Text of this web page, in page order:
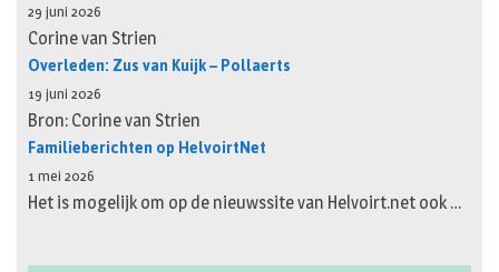
29 juni 2026
Corine van Strien
Overleden: Zus van Kuijk – Pollaerts
19 juni 2026
Bron: Corine van Strien
Familieberichten op HelvoirtNet
1 mei 2026
Het is mogelijk om op de nieuwssite van Helvoirt.net ook …